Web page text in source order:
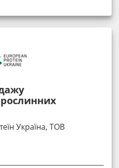
Україна, ТОВ